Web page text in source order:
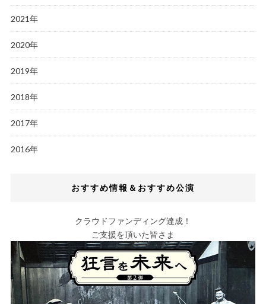
2021年
2020年
2019年
2018年
2017年
2016年
おすすめ情報＆おすすめ公演
クラウドファンディング達成！
ご支援を頂いた皆さま